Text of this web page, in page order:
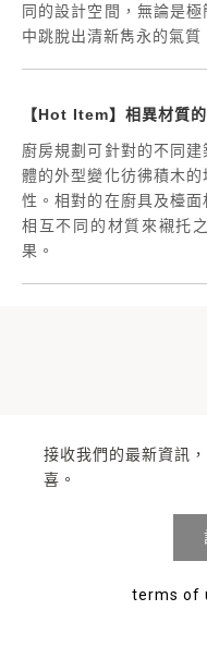
同的設計空間，無論是
中跳脫出清新雋永的氣質
【Hot Item】相異材質
廚房規劃可針對的不同
體的外型變化彷彿積木
性。相對的在廚具及檯
相互不同的材質來襯托
果。
接收我們的最新資訊
喜。
terms of